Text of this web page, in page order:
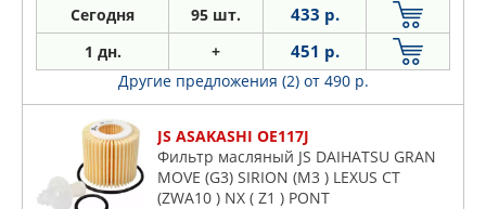
Сегодня 95 шт. 433 р.
1 дн. + 451 р.
Другие предложения (2) от 490 р.
JS ASAKASHI OE117J
Фильтр масляный JS DAIHATSU GRAN
MOVE (G3) SIRION (M3 ) LEXUS CT
(ZWA10 ) NX ( Z1 ) PONT